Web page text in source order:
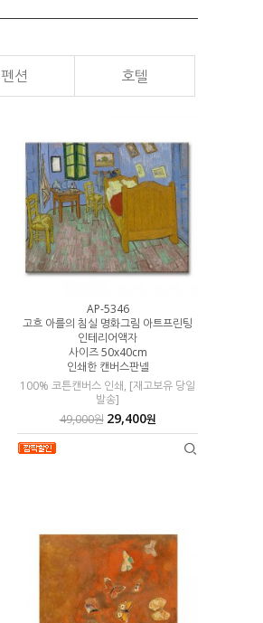
펜션 호텔
AP-5346
고흐 아를의 침실 명화그림 아트프린팅
인테리어액자
사이즈 50x40cm
인쇄한 캔버스판넬
100% 코튼캔버스 인쇄, [재고보유 당일
발송]
49,000원 29,400원